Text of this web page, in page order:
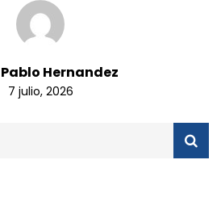
Hernandez
7 julio, 2026